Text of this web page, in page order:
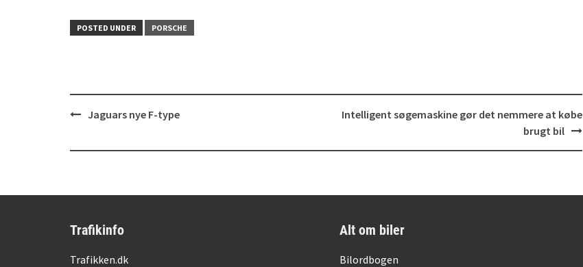
POSTED UNDER PORSCHE
PostJaguars nye F-type
Intelligent søgemaskine gør det nemmere at købe
brugt bil
Trafikinfo
Trafikken.dk
Alt om biler
Bilordbogen